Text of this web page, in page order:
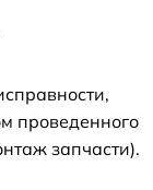
проведенного
запчасти).